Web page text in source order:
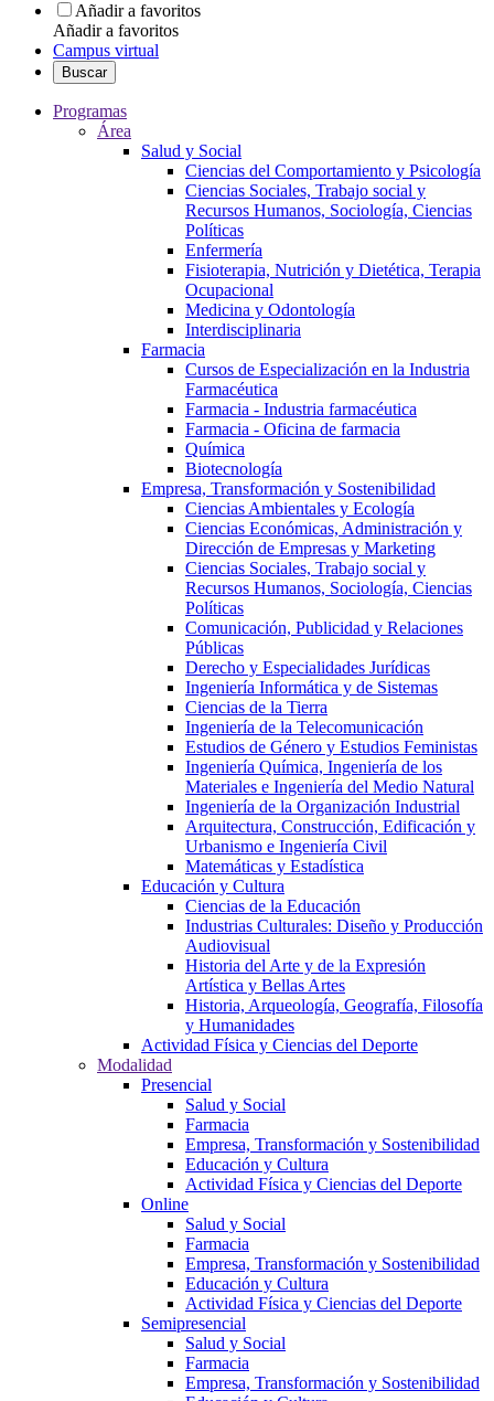
Añadir a favoritos
Añadir a favoritos
Campus virtual
Buscar
Programas
Área
Salud y Social
Ciencias del Comportamiento y Psicología
Ciencias Sociales, Trabajo social y
Recursos Humanos, Sociología, Ciencias
Políticas
Enfermería
Fisioterapia, Nutrición y Dietética, Terapia
Ocupacional
Medicina y Odontología
Interdisciplinaria
Farmacia
Cursos de Especialización en la Industria
Farmacéutica
Farmacia - Industria farmacéutica
Farmacia - Oficina de farmacia
Química
Biotecnología
Empresa, Transformación y Sostenibilidad
Ciencias Ambientales y Ecología
Ciencias Económicas, Administración y
Dirección de Empresas y Marketing
Ciencias Sociales, Trabajo social y
Recursos Humanos, Sociología, Ciencias
Políticas
Comunicación, Publicidad y Relaciones
Públicas
Derecho y Especialidades Jurídicas
Ingeniería Informática y de Sistemas
Ciencias de la Tierra
Ingeniería de la Telecomunicación
Estudios de Género y Estudios Feministas
Ingeniería Química, Ingeniería de los
Materiales e Ingeniería del Medio Natural
Ingeniería de la Organización Industrial
Arquitectura, Construcción, Edificación y
Urbanismo e Ingeniería Civil
Matemáticas y Estadística
Educación y Cultura
Ciencias de la Educación
Industrias Culturales: Diseño y Producción
Audiovisual
Historia del Arte y de la Expresión
Artística y Bellas Artes
Historia, Arqueología, Geografía, Filosofía
y Humanidades
Actividad Física y Ciencias del Deporte
Modalidad
Presencial
Salud y Social
Farmacia
Empresa, Transformación y Sostenibilidad
Educación y Cultura
Actividad Física y Ciencias del Deporte
Online
Salud y Social
Farmacia
Empresa, Transformación y Sostenibilidad
Educación y Cultura
Actividad Física y Ciencias del Deporte
Semipresencial
Salud y Social
Farmacia
Empresa, Transformación y Sostenibilidad